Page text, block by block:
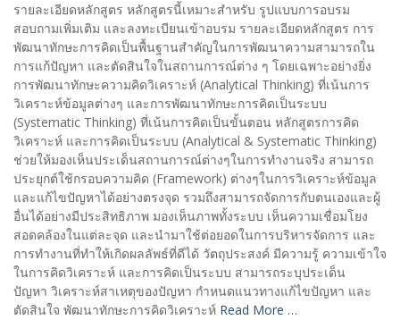
รายละเอียดหลักสูตร หลักสูตรนี้เหมาะสำหรับ รูปแบบการอบรม
สอบถามเพิ่มเติม และลงทะเบียนเข้าอบรม รายละเอียดหลักสูตร การ
พัฒนาทักษะการคิดเป็นพื้นฐานสำคัญในการพัฒนาความสามารถใน
การแก้ปัญหา และตัดสินใจในสถานการณ์ต่าง ๆ โดยเฉพาะอย่างยิ่ง
การพัฒนาทักษะความคิดวิเคราะห์ (Analytical Thinking) ที่เน้นการ
วิเคราะห์ข้อมูลต่างๆ และการพัฒนาทักษะการคิดเป็นระบบ
(Systematic Thinking) ที่เน้นการคิดเป็นขั้นตอน หลักสูตรการคิด
วิเคราะห์ และการคิดเป็นระบบ (Analytical & Systematic Thinking)
ช่วยให้มองเห็นประเด็นสถานการณ์ต่างๆในการทำงานจริง สามารถ
ประยุกต์ใช้กรอบความคิด (Framework) ต่างๆในการวิเคราะห์ข้อมูล
และแก้ไขปัญหาได้อย่างตรงจุด รวมถึงสามารถจัดการกับตนเองและผู้
อื่นได้อย่างมีประสิทธิภาพ มองเห็นภาพทั้งระบบ เห็นความเชื่อมโยง
สอดคล้องในแต่ละจุด และนำมาใช้ต่อยอดในการบริหารจัดการ และ
การทำงานที่ทำให้เกิดผลลัพธ์ที่ดีได้ วัตถุประสงค์ มีความรู้ ความเข้าใจ
ในการคิดวิเคราะห์ และการคิดเป็นระบบ สามารถระบุประเด็น
ปัญหา วิเคราะห์สาเหตุของปัญหา กำหนดแนวทางแก้ไขปัญหา และ
ตัดสินใจ พัฒนาทักษะการคิดวิเคราะห์ Read More …